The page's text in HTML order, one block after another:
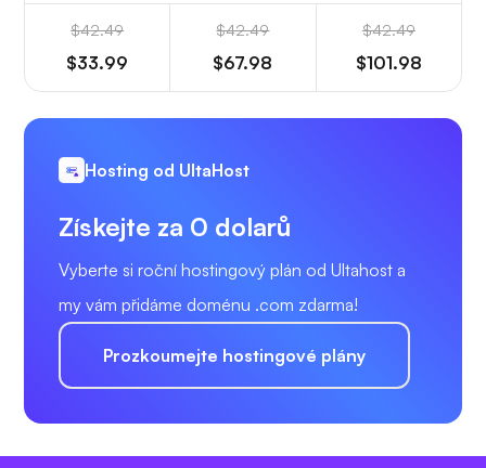
$42.49
$33.99
$42.49
$67.98
$42.49
$101.98
Hosting od UltaHost
Získejte za 0 dolarů
Vyberte si roční hostingový plán od Ultahost a
my vám přidáme doménu .com zdarma!
Prozkoumejte hostingové plány